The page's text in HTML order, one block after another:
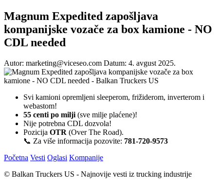
Magnum Expedited zapošljava
kompanijske vozače za box kamione - NO
CDL needed
Autor: marketing@viceseo.com Datum: 4. avgust 2025.
Svi kamioni opremljeni sleeperom, frižiderom, inverterom i
webastom!
55 centi po milji (sve milje plaćene)!
Nije potrebna CDL dozvola!
Pozicija OTR (Over The Road).
📞 Za više informacija pozovite: 781-720-9573
Početna Vesti Oglasi Kompanije
© Balkan Truckers US - Najnovije vesti iz trucking industrije